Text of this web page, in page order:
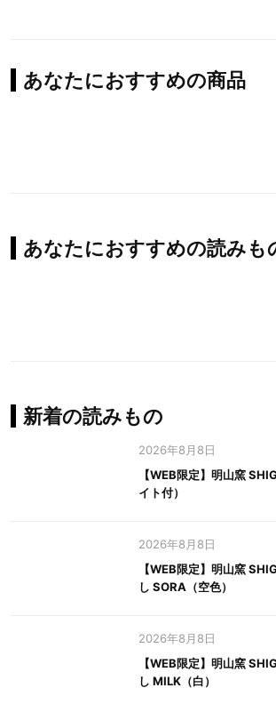
あなたにおすすめの商品
あなたにおすすめの読みも
新着の読みもの
2026年8月8日
【WEB限定】明山窯
イト付）
2026年8月8日
【WEB限定】明山窯
し SORA（空色）
2026年8月8日
【WEB限定】明山窯
し MILK（白）